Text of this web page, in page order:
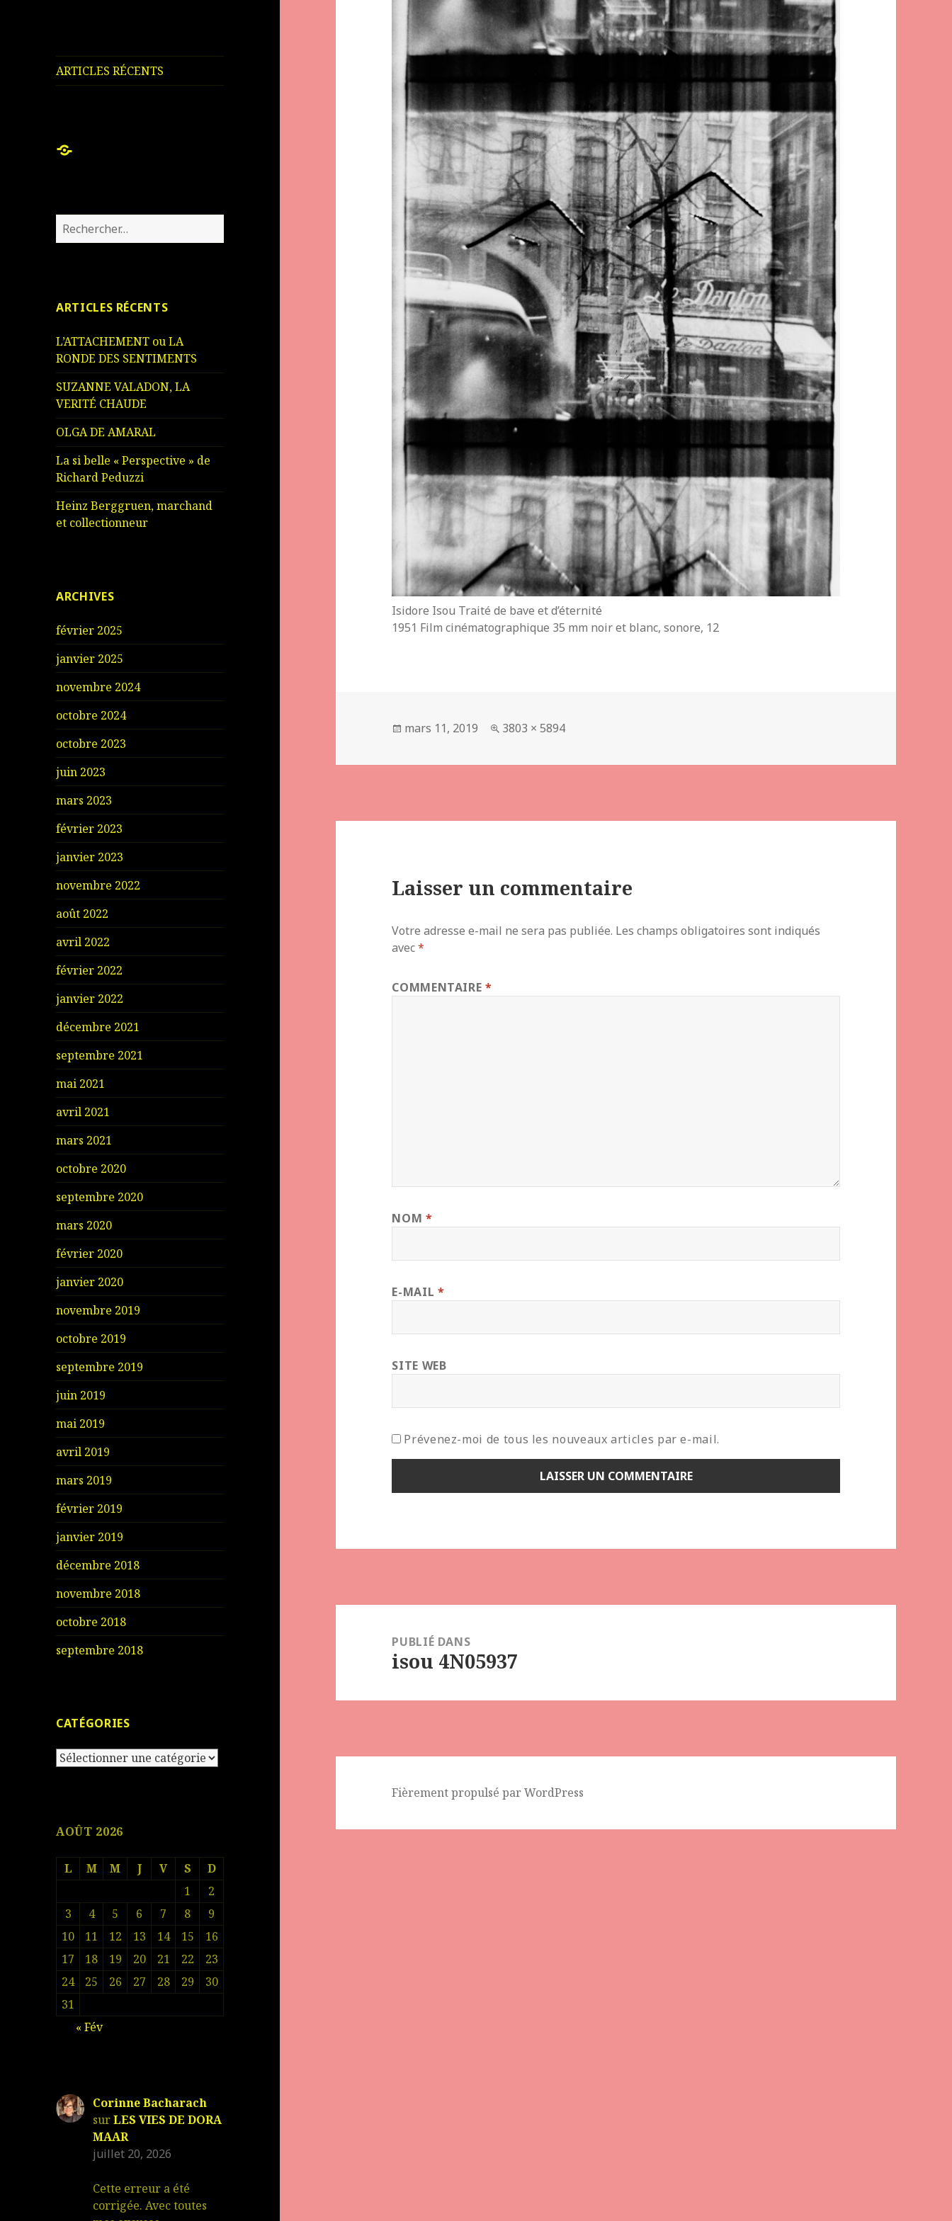
ARTICLES RÉCENTS
ARTICLES
Rechercher :
ARTICLES RÉCENTS
L’ATTACHEMENT ou LA
RONDE DES SENTIMENTS
SUZANNE VALADON, LA
VERITÉ CHAUDE
OLGA DE AMARAL
La si belle « Perspective » de
Richard Peduzzi
Heinz Berggruen, marchand
et collectionneur
ARCHIVES
février 2025
janvier 2025
novembre 2024
octobre 2024
octobre 2023
juin 2023
mars 2023
février 2023
janvier 2023
novembre 2022
août 2022
avril 2022
février 2022
janvier 2022
décembre 2021
septembre 2021
mai 2021
avril 2021
mars 2021
octobre 2020
septembre 2020
mars 2020
février 2020
janvier 2020
novembre 2019
octobre 2019
septembre 2019
juin 2019
mai 2019
avril 2019
mars 2019
février 2019
janvier 2019
décembre 2018
novembre 2018
octobre 2018
septembre 2018
CATÉGORIES
Catégories
AOÛT 2026
L M M J V S
D
1
2
3
4 5 6 7 8
9
10
11 12 13 14 15
16
17
18 19 20 21 22
23
24
25 26 27 28 29
30
31
« Fév
Corinne Bacharach
surLES VIES DE DORA
MAAR
juillet 20, 2026
Cette erreur a été
corrigée. Avec toutes
Isidore Isou Traité de bave et d’éternité
1951 Film cinématographique 35 mm noir et blanc, sonore, 12
Publié
mars 11, 2019
Taille
3803 × 5894
Laisser un commentaire
Votre adresse e-mail ne sera pas publiée. Les champs obligatoires sont indiqués
avec*
COMMENTAIRE*
NOM *
E-MAIL *
SITE WEB
Prévenez-moi de tous les nouveaux articles par e-mail.
l’article
PUBLIÉ DANS
isou 4N05937
Fièrement propulsé par WordPress